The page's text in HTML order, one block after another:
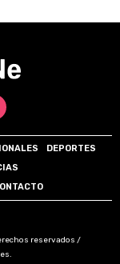
DEPORTES
reservados /